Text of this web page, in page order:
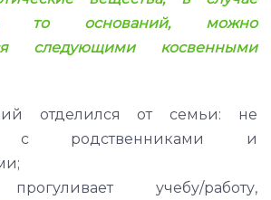
то оснований, можно
следующими косвенными
отделился от семьи: не
с родственниками и
учебу/работу,